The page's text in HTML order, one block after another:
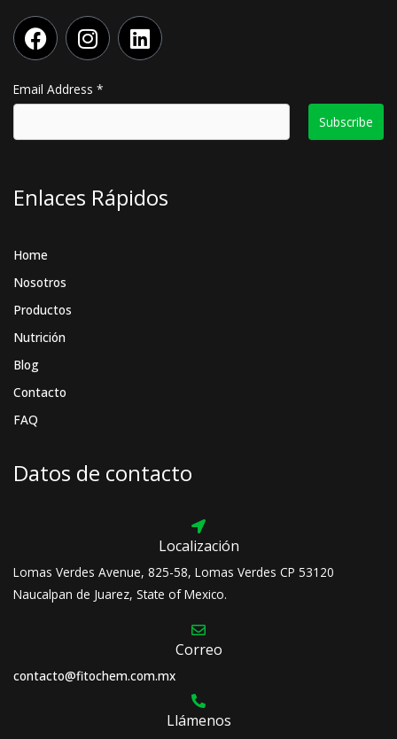
F
a
c
e
b
o
I
n
s
t
a
g
m
L
i
n
e
d
Email Address *
Enlaces Rápidos
Home
Nosotros
Productos
Nutrición
Blog
Contacto
FAQ
Datos de contacto
Localización
Lomas Verdes Avenue, 825-58, Lomas Verdes CP 53120
Naucalpan de Juarez, State of Mexico.
Correo
contacto@fitochem.com.mx
Llámenos